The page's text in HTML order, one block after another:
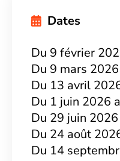
Dates
Du 9 février
Du 9 mars
Du 13 avril
Du 1 juin 2026
Du 29 juin
Du 24 août
Du 14